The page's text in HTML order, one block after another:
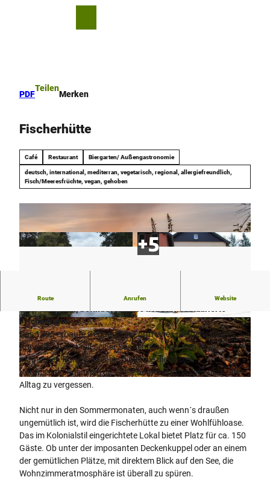
PDF
Teilen
Merken
Fischerhütte
Café Restaurant Biergarten/ Außengastronomie
deutsch, international, mediterran, vegetarisch, regional, allergiefreundlich,
Fisch/Meeresfrüchte, vegan, gehoben
V
i
d
e
o
a
p
i
e
l
e
© Copyright for fallback preview image
© Tobias Vorwerk |CC-BY-SA © Tobias Vorwerk
Route Anrufen Website
Inmitten des Kurwaldes von Bad Lippspringe, von üppigem
Fischerhütte.
Das 1895 erbaute Gebäude, in Form eines reetgedeckten
Rondells, glänzt mit seiner Sonnenterrasse. Von einer
magischen Ruhe umgeben, bietet sie die besten
Voraussetzungen, um die Seele baumeln zu lassen und den
Alltag zu vergessen.
Nicht nur in den Sommermonaten, auch wenn´s draußen
ungemütlich ist, wird die Fischerhütte zu einer Wohlfühloase.
Das im Kolonialstil eingerichtete Lokal bietet Platz für ca. 150
Gäste. Ob unter der imposanten Deckenkuppel oder an einem
der gemütlichen Plätze, mit direktem Blick auf den See, die
Wohnzimmeratmosphäre ist überall zu spüren.